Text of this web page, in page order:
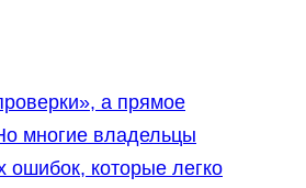
а прямое
многие владельцы
ошибок, которые легко